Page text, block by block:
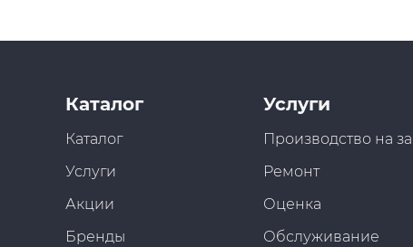
Каталог
Каталог
Услуги
Акции
Бренды
Услуги
Производство на
Ремонт
Оценка
Обслуживание